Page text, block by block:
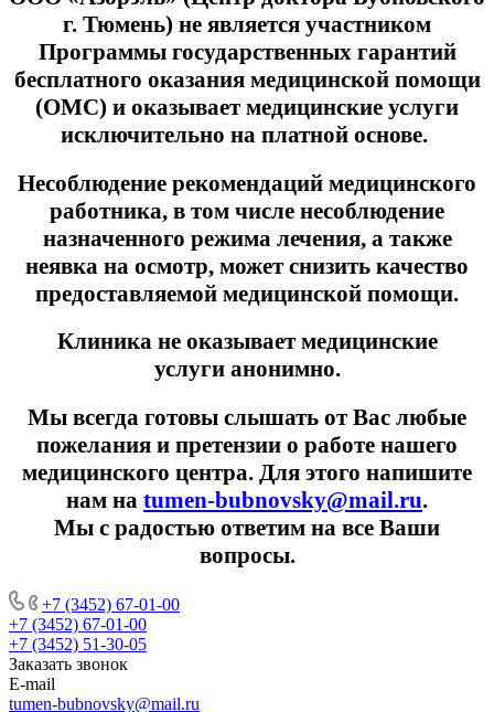
г. Тюмень) не является участником
Программы государственных гарантий
бесплатного оказания медицинской помощи
(ОМС) и оказывает медицинские услуги
исключительно на платной основе.
Несоблюдение рекомендаций медицинского
работника, в том числе несоблюдение
назначенного режима лечения, а также
неявка на осмотр, может снизить качество
предоставляемой медицинской помощи.
Клиника не оказывает медицинские
услуги анонимно.
Мы всегда готовы слышать от Вас любые
пожелания и претензии о работе нашего
медицинского центра. Для этого напишите
нам на tumen-bubnovsky@mail.ru.
Мы c радостью ответим на все Ваши
вопросы.
+7 (3452) 67-01-00
+7 (3452) 67-01-00
+7 (3452) 51-30-05
Заказать звонок
E-mail
tumen-bubnovsky@mail.ru